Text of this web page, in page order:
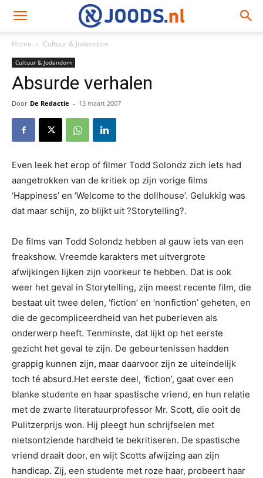
Home Cultuur & Jodendom
Cultuur & Jodendom
Absurde verhalen
Door De Redactie - 13 maart 2007
Even leek het erop of filmer Todd Solondz zich iets had
aangetrokken van de kritiek op zijn vorige films
‘Happiness’ en ‘Welcome to the dollhouse’. Gelukkig was
dat maar schijn, zo blijkt uit ?Storytelling?.
De films van Todd Solondz hebben al gauw iets van een
freakshow. Vreemde karakters met uitvergrote
afwijkingen lijken zijn voorkeur te hebben. Dat is ook
weer het geval in Storytelling, zijn meest recente film, die
bestaat uit twee delen, ‘fiction’ en ‘nonfiction’ geheten, en
die de gecompliceerdheid van het puberleven als
onderwerp heeft. Tenminste, dat lijkt op het eerste
gezicht het geval te zijn. De gebeurtenissen hadden
grappig kunnen zijn, maar daarvoor zijn ze uiteindelijk
toch té absurd.Het eerste deel, ‘fiction’, gaat over een
blanke studente en haar spastische vriend, en hun relatie
met de zwarte literatuurprofessor Mr. Scott, die ooit de
Pulitzerprijs won. Hij pleegt hun schrijfselen met
nietsontziende hardheid te bekritiseren. De spastische
vriend draait door, en wijt Scotts afwijzing aan zijn
handicap. Zij, een studente met roze haar, probeert haar